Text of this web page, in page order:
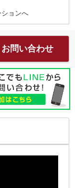
ョンへ
お問い合わせ